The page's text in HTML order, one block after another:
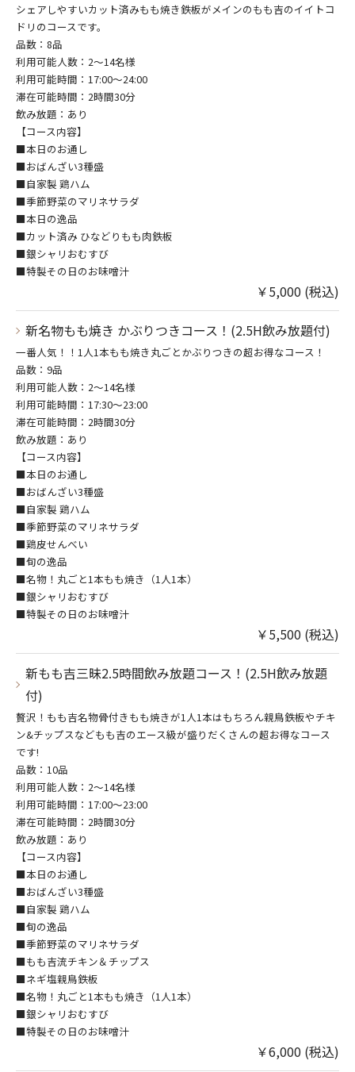
シェアしやすいカット済みもも焼き鉄板がメインのもも吉のイイトコ
ドリのコースです。
品数：8品
利用可能人数：2～14名様
利用可能時間：17:00～24:00
滞在可能時間：2時間30分
飲み放題：あり
【コース内容】
■本日のお通し
■おばんざい3種盛
■自家製 鶏ハム
■季節野菜のマリネサラダ
■本日の逸品
■カット済み ひなどりもも肉鉄板
■銀シャリおむすび
■特製その日のお味噌汁
￥5,000 (税込)
新名物もも焼き かぶりつきコース！(2.5H飲み放題付)
一番人気！！1人1本もも焼き丸ごとかぶりつきの超お得なコース！
品数：9品
利用可能人数：2～14名様
利用可能時間：17:30～23:00
滞在可能時間：2時間30分
飲み放題：あり
【コース内容】
■本日のお通し
■おばんざい3種盛
■自家製 鶏ハム
■季節野菜のマリネサラダ
■鶏皮せんべい
■旬の逸品
■名物！丸ごと1本もも焼き（1人1本）
■銀シャリおむすび
■特製その日のお味噌汁
￥5,500 (税込)
新もも吉三昧2.5時間飲み放題コース！(2.5H飲み放題
付)
贅沢！もも吉名物骨付きもも焼きが1人1本はもちろん親鳥鉄板やチキ
ン&チップスなどもも吉のエース級が盛りだくさんの超お得なコース
です!
品数：10品
利用可能人数：2～14名様
利用可能時間：17:00～23:00
滞在可能時間：2時間30分
飲み放題：あり
【コース内容】
■本日のお通し
■おばんざい3種盛
■自家製 鶏ハム
■旬の逸品
■季節野菜のマリネサラダ
■もも吉流チキン＆チップス
■ネギ塩親鳥鉄板
■名物！丸ごと1本もも焼き（1人1本）
■銀シャリおむすび
■特製その日のお味噌汁
￥6,000 (税込)